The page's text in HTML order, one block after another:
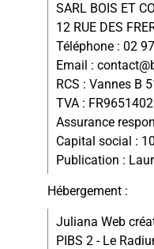
SARL BOIS ET
12 RUE DES
Téléphone : 02
Email :
RCS : Vannes B
TVA :
Assurance
Capital social :
Publication :
Hébergement :
Juliana Web
PIBS 2 - Le